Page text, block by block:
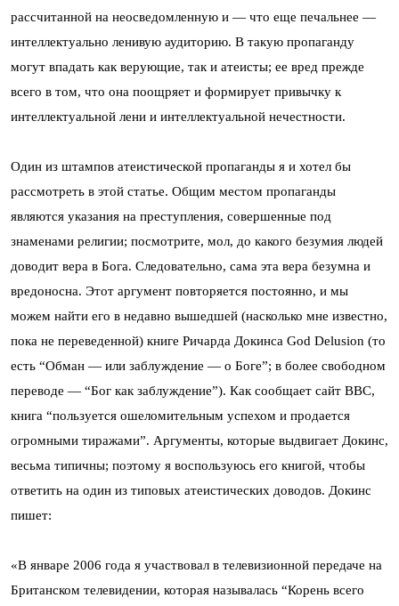
рассчитанной на неосведомленную и — что еще печальнее —
интеллектуально ленивую аудиторию. В такую пропаганду
могут впадать как верующие, так и атеисты; ее вред прежде
всего в том, что она поощряет и формирует привычку к
интеллектуальной лени и интеллектуальной нечестности.
Один из штампов атеистической пропаганды я и хотел бы
рассмотреть в этой статье. Общим местом пропаганды
являются указания на преступления, совершенные под
знаменами религии; посмотрите, мол, до какого безумия людей
доводит вера в Бога. Следовательно, сама эта вера безумна и
вредоносна. Этот аргумент повторяется постоянно, и мы
можем найти его в недавно вышедшей (насколько мне известно,
пока не переведенной) книге Ричарда Докинса God Delusion (то
есть “Обман — или заблуждение — о Боге”; в более свободном
переводе — “Бог как заблуждение”). Как сообщает сайт ВВС,
книга “пользуется ошеломительным успехом и продается
огромными тиражами”. Аргументы, которые выдвигает Докинс,
весьма типичны; поэтому я воспользуюсь его книгой, чтобы
ответить на один из типовых атеистических доводов. Докинс
пишет:
«В январе 2006 года я участвовал в телевизионной передаче на
Британском телевидении, которая называлась “Корень всего